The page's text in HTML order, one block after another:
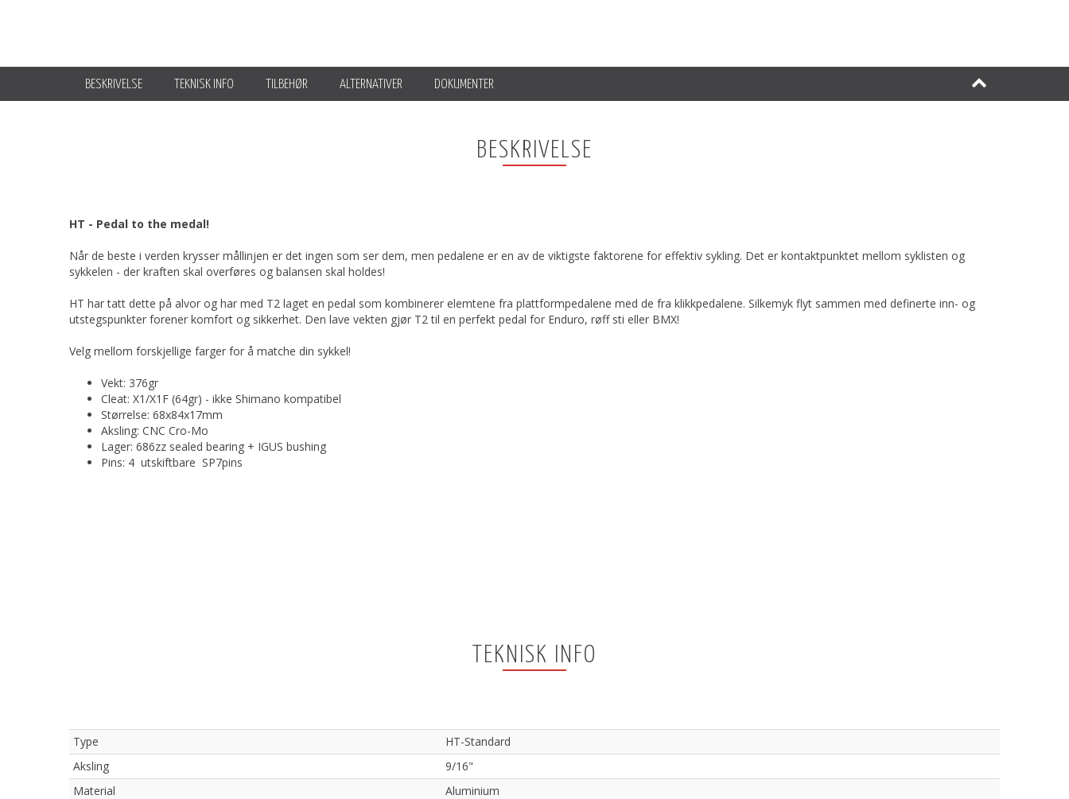
BESKRIVELSE TEKNISK INFO TILBEHØR ALTERNATIVER DOKUMENTER
BESKRIVELSE
HT - Pedal to the medal!
Når de beste i verden krysser mållinjen er det ingen som ser dem, men pedalene er en av de viktigste faktorene for effektiv sykling. Det er kontaktpunktet mellom syklisten og
sykkelen - der kraften skal overføres og balansen skal holdes!
HT har tatt dette på alvor og har med T2 laget en pedal som kombinerer elemtene fra plattformpedalene med de fra klikkpedalene. Silkemyk flyt sammen med definerte inn- og
utstegspunkter forener komfort og sikkerhet. Den lave vekten gjør T2 til en perfekt pedal for Enduro, røff sti eller BMX!
Velg mellom forskjellige farger for å matche din sykkel!
Vekt: 376gr
Cleat: X1/X1F (64gr) - ikke Shimano kompatibel
Størrelse: 68x84x17mm
Aksling: CNC Cro-Mo
Lager: 686zz sealed bearing + IGUS bushing
Pins: 4 utskiftbare SP7pins
TEKNISK INFO
Type
HT-Standard
Aksling
9/16"
Material
Aluminium